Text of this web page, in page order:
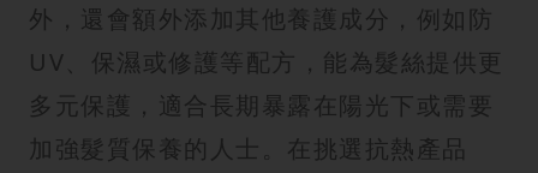
外，還會額外添加其他養護成分，例如防
UV、保濕或修護等配方，能為髮絲提供更
多元保護，適合長期暴露在陽光下或需要
加強髮質保養的人士。在挑選抗熱產品